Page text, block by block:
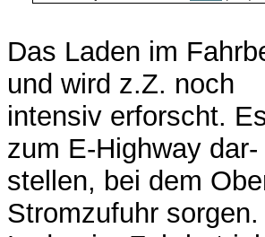
Das Laden im
und wird z.Z. noch
intensiv erforscht.
zum E-Highway dar-
stellen, bei dem
Stromzufuhr